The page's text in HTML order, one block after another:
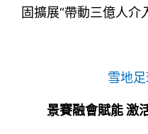
固擴展“帶動三億人介
雪地足
景賽融會賦能 激